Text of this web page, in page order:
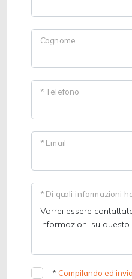
Cognome
* Telefono
* Email
* Di quali informazioni
* Compilando ed